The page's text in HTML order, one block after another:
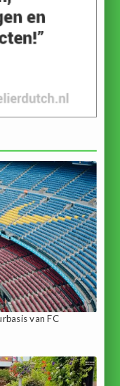
van FC